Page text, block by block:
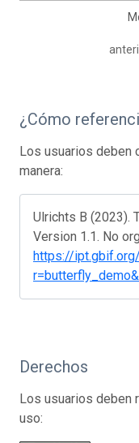
¿Cómo
Los usuarios deben
manera:
Ulrichts B (2023).
Version 1.1. No
https://
Derechos
Los usuarios deben
uso: